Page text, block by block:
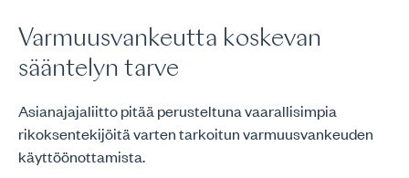
Varmuusvankeutta koskevan
sääntelyn tarve
Asianajajaliitto pitää perusteltuna vaarallisimpia
rikoksentekijöitä varten tarkoitun varmuusvankeuden
käyttöönottamista.